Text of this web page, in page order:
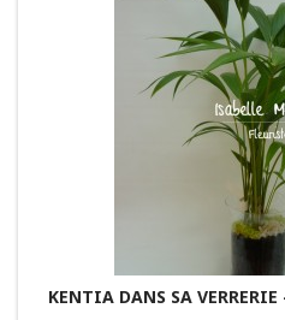
KENTIA DANS SA